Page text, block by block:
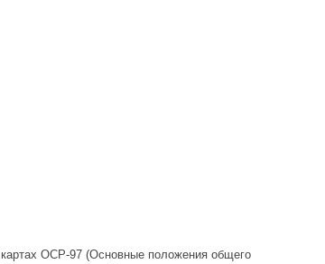
ОСР-97 (Основные положения общего